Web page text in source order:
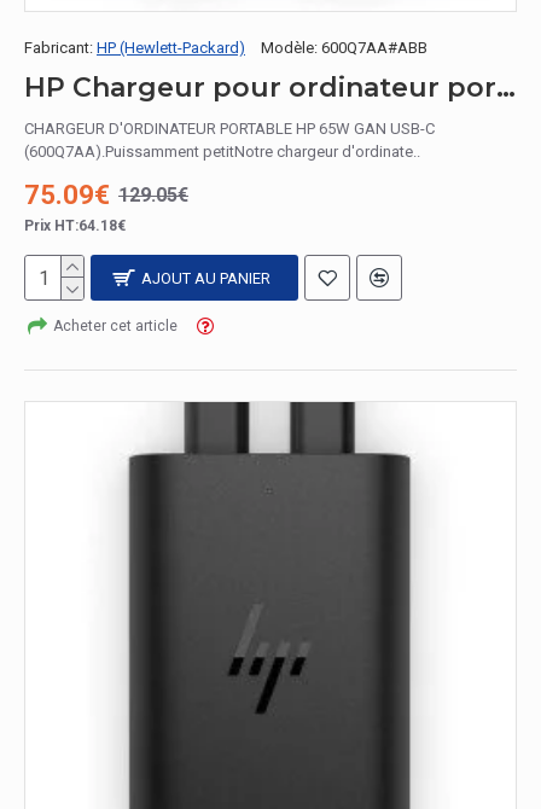
Fabricant: HP (Hewlett-Packard) Modèle: 600Q7AA#ABB
HP Chargeur pour ordinateur portable 65 W GaN USB-C
CHARGEUR D'ORDINATEUR PORTABLE HP 65W GAN USB-C
(600Q7AA).Puissamment petitNotre chargeur d'ordinate..
75.09€ 129.05€
Prix HT:64.18€
AJOUT AU PANIER
Acheter cet article